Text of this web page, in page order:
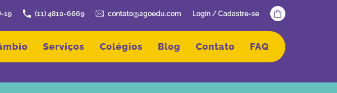
19 (11) 4810-6669 contato@2goedu.com Login / Cadastre-se
Serviços Colégios Blog Contato FAQ